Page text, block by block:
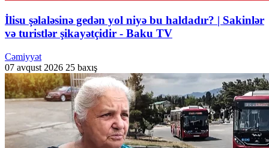
İlisu şəlaləsinə gedən yol niyə bu haldadır? | Sakinlər
və turistlər şikayətçidir - Baku TV
Cəmiyyət
07 avqust 2026 25 baxış